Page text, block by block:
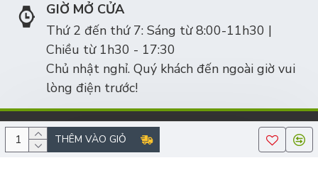
THÊM VÀO GIỎ
GIỜ MỞ CỬA
Thứ 2 đến thứ 7: Sáng từ 8:00-11h30 |
Chiều từ 1h30 - 17:30
Chủ nhật nghỉ. Quý khách đến ngoài giờ vui
lòng điện trước!
Công ty cổ phần Kim khí Hoa Sen, số ĐKKD/MST: 0105342106 | ĐT:
0969589900 | Copyright © 2010-2025